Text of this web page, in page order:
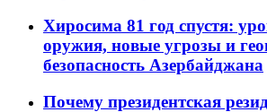
Хиросима 81 год спустя:
оружия, новые угрозы и
безопасность Азербайджана
Почему президентская